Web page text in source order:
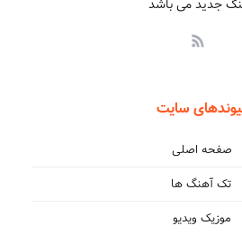
جدید می باشد
سایت
صفحه اصلی
تک آهنگ ها
موزیک ویدیو